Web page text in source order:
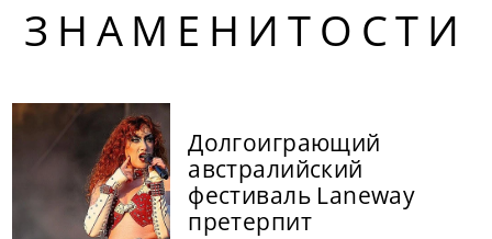
ЗНАМЕНИТОСТИ
Долгоиграющий
австралийский
фестиваль Laneway
претерпит